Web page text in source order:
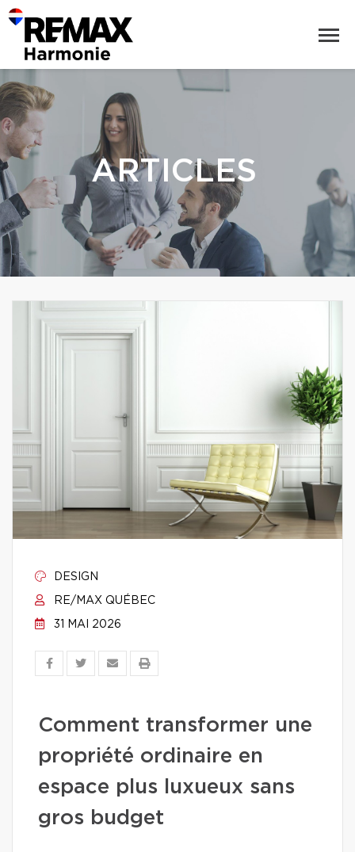
ARTICLES
DESIGN
RE/MAX QUÉBEC
31 MAI 2026
Comment transformer une
propriété ordinaire en
espace plus luxueux sans
gros budget